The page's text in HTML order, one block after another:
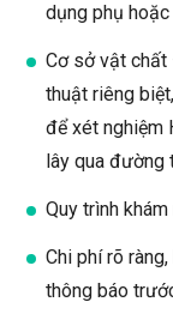
dụng phụ
Cơ sở vật chất
thuật riêng
để xét nghiệm
lây qua đường
Quy trình
Chi phí rõ
thông báo